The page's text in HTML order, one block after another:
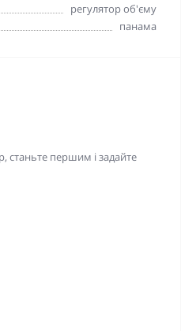
регулятор об'єму
панама
станьте першим і задайте